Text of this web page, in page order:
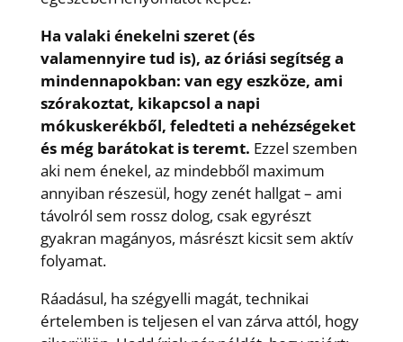
Ha valaki énekelni szeret (és
valamennyire tud is), az óriási segítség a
mindennapokban: van egy eszköze, ami
szórakoztat, kikapcsol a napi
mókuskerékből, feledteti a nehézségeket
és még barátokat is teremt. Ezzel szemben
aki nem énekel, az mindebből maximum
annyiban részesül, hogy zenét hallgat – ami
távolról sem rossz dolog, csak egyrészt
gyakran magányos, másrészt kicsit sem aktív
folyamat.
Ráadásul, ha szégyelli magát, technikai
értelemben is teljesen el van zárva attól, hogy